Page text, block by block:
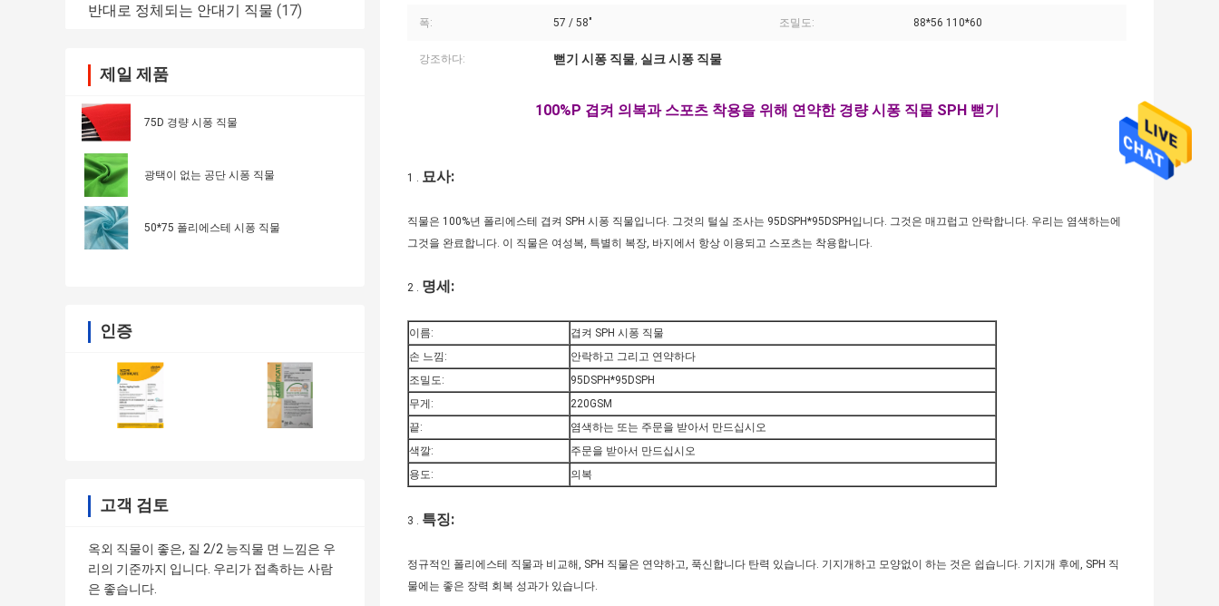
반대로 정체되는 안대기 직물 (17)
제일 제품
75D 경량 시퐁 직물
광택이 없는 공단 시퐁 직물
50*75 폴리에스테 시퐁 직물
인증
고객 검토
옥외 직물이 좋은, 질 2/2 능직물 면 느낌은 우
리의 기준까지 입니다. 우리가 접촉하는 사람
은 좋습니다.
폭: 57 / 58" 조밀도: 88*56 110*60
강조하다: 뻗기 시퐁 직물, 실크 시퐁 직물
100%P 겹켜 의복과 스포츠 착용을 위해 연약한 경량 시퐁 직물 SPH 뻗기
1 . 묘사:
직물은 100%년 폴리에스테 겹켜 SPH 시퐁 직물입니다. 그것의 털실 조사는 95DSPH*95DSPH입니다. 그것은 매끄럽고 안락합니다. 우리는 염색하는에
그것을 완료합니다. 이 직물은 여성복, 특별히 복장, 바지에서 항상 이용되고 스포츠는 착용합니다.
2 . 명세:
이름:
겹켜 SPH 시퐁 직물
손 느낌:
안락하고 그리고 연약하다
조밀도:
95DSPH*95DSPH
무게:
220GSM
끝:
염색하는 또는 주문을 받아서 만드십시오
색깔:
주문을 받아서 만드십시오
용도:
의복
3 . 특징:
정규적인 폴리에스테 직물과 비교해, SPH 직물은 연약하고, 푹신합니다 탄력 있습니다. 기지개하고 모양없이 하는 것은 쉽습니다. 기지개 후에, SPH 직
물에는 좋은 장력 회복 성과가 있습니다.